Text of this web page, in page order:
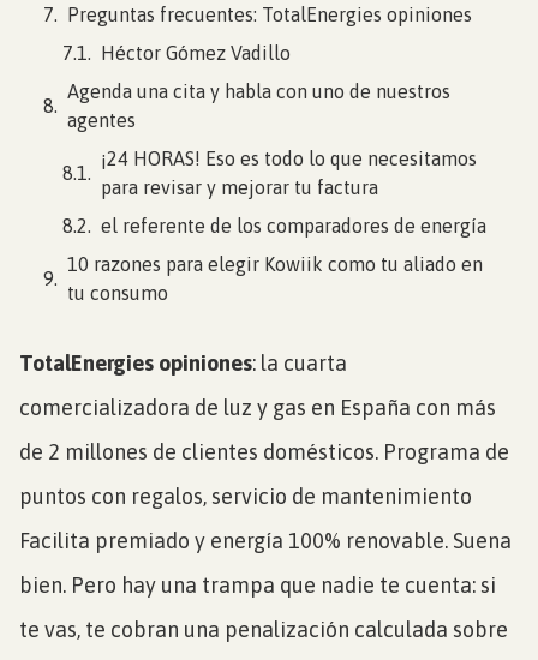
Preguntas frecuentes: TotalEnergies opiniones
Héctor Gómez Vadillo
Agenda una cita y habla con uno de nuestros
agentes
¡24 HORAS! Eso es todo lo que necesitamos
para revisar y mejorar tu factura
el referente de los comparadores de energía
10 razones para elegir Kowiik como tu aliado en
tu consumo
TotalEnergies opiniones: la cuarta
comercializadora de luz y gas en España con más
de 2 millones de clientes domésticos. Programa de
puntos con regalos, servicio de mantenimiento
Facilita premiado y energía 100% renovable. Suena
bien. Pero hay una trampa que nadie te cuenta: si
te vas, te cobran una penalización calculada sobre